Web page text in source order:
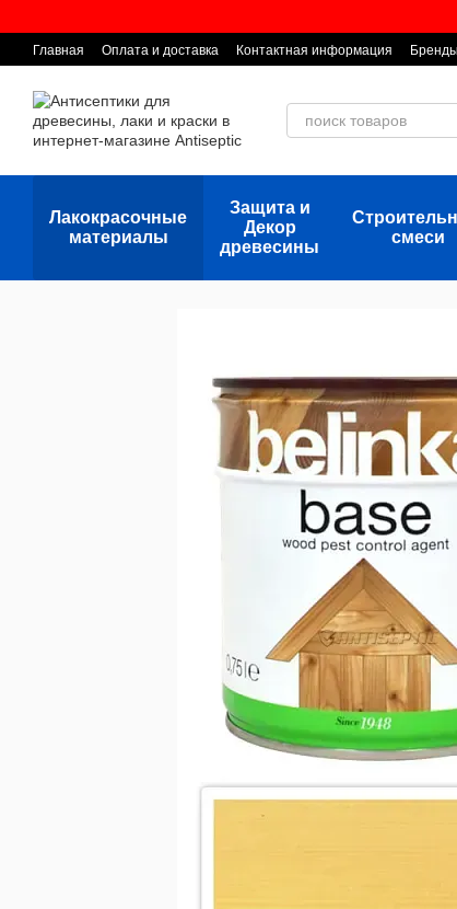
Главная Оплата и доставка Контактная информация Бренды
Лакокрасочные
материалы
Защита и
Декор
древесины
смеси